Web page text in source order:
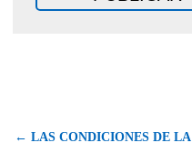
← LAS CONDICIONES DE LA